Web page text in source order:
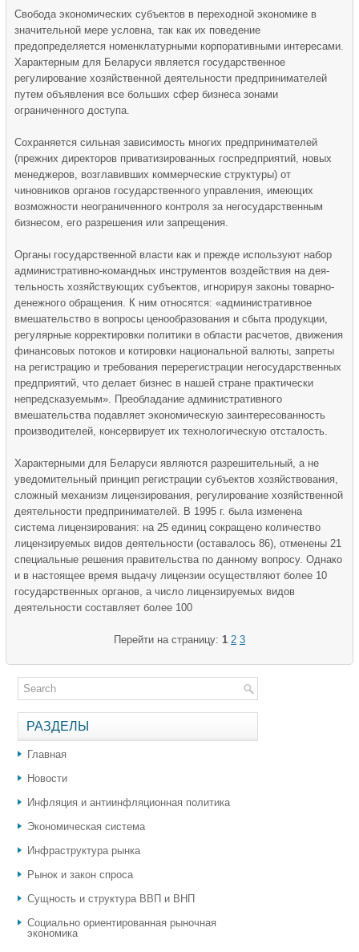
Свобода экономических субъектов в переходной экономике в
значительной мере условна, так как их поведение
предопределяется номенклатурными корпоративными интересами.
Характерным для Беларуси является государственное
регулирование хозяйственной деятельности предпринимателей
путем объявления все больших сфер бизнеса зонами
ограниченного доступа.
Сохраняется сильная зависимость многих предпринимателей
(прежних директоров приватизированных госпредприятий, новых
менеджеров, возглавивших коммерческие структуры) от
чиновников органов государственного управления, имеющих
возможности неограниченного контроля за негосударственным
бизнесом, его разрешения или запрещения.
Органы государственной власти как и прежде используют набор
административно-командных инструментов воздействия на дея­
тельность хозяйствующих субъектов, игнорируя законы товарно-
денежного обращения. К ним относятся: «административное
вмешательство в вопросы ценообразования и сбыта продукции,
регулярные корректировки политики в области расчетов, движения
финансовых потоков и котировки национальной валюты, запреты
на регистрацию и требования перерегистрации негосударственных
предприятий, что делает бизнес в нашей стране практически
непредсказуемым». Преобладание административного
вмешательства подавляет экономическую заинтересованность
производителей, консервирует их технологическую отсталость.
Характерными для Беларуси являются разрешительный, а не
уведомительный принцип регистрации субъектов хозяйствования,
сложный механизм лицензирования, регулирование хозяйственной
деятельности предпринимателей. В 1995 г. была изменена
система лицензирования: на 25 единиц сокращено количество
лицензируемых видов деятельности (оставалось 86), отменены 21
специальные решения правительства по данному вопросу. Однако
и в настоящее время выдачу лицензии осуществляют более 10
государственных органов, а число лицензируемых видов
деятельности составляет более 100
Перейти на страницу: 1 2 3
РАЗДЕЛЫ
Главная
Новости
Инфляция и антиинфляционная политика
Экономическая система
Инфраструктура рынка
Рынок и закон спроса
Сущность и структура ВВП и ВНП
Социально ориентированная рыночная
экономика